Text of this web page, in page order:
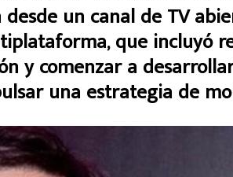
un canal de TV
que incluyó
y comenzar a
una estrategia de